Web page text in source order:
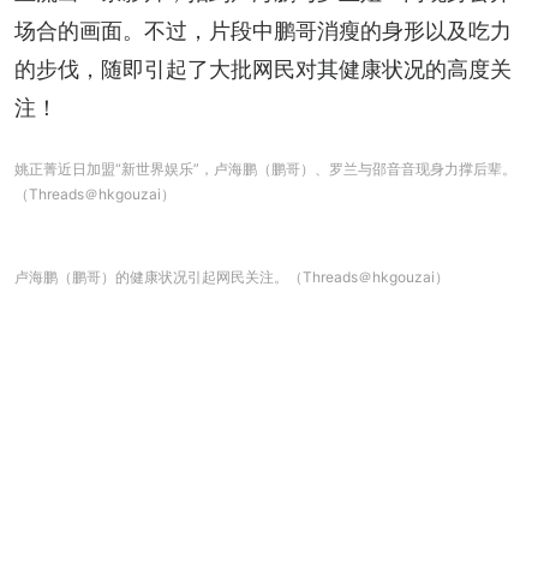
场合的画面。不过，片段中鹏哥消瘦的身形以及吃力
的步伐，随即引起了大批网民对其健康状况的高度关
注！
姚正菁近日加盟“新世界娱乐”，卢海鹏（鹏哥）、罗兰与邵音音现身力撑后辈。
（Threads＠hkgouzai）
卢海鹏（鹏哥）的健康状况引起网民关注。（Threads＠hkgouzai）